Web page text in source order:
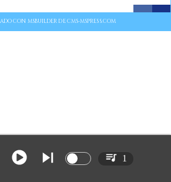
CON MSBUILDER DE CMS-MSPRESS.COM
1